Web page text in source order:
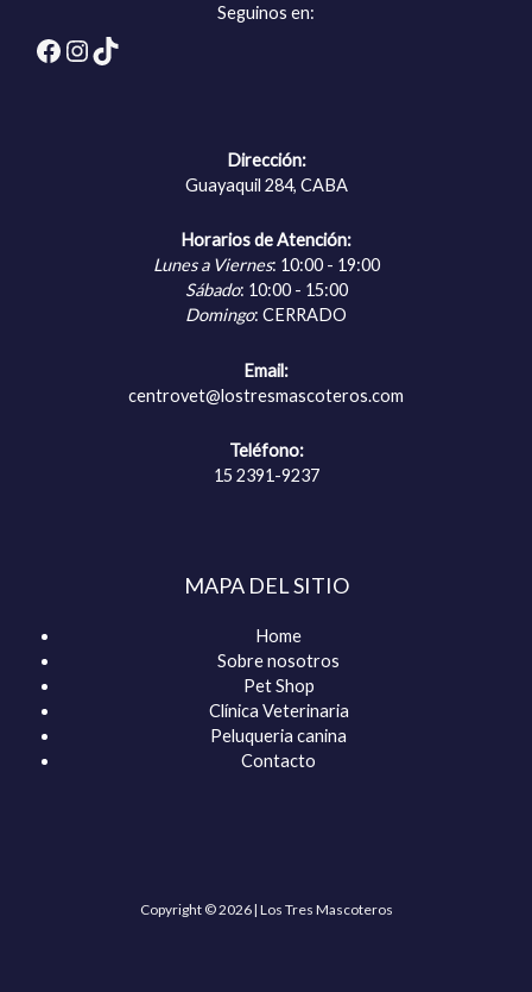
Seguinos en:
Facebook
Instagram
TikTok
Dirección:
Guayaquil 284, CABA
Horarios de Atención:
Lunes a Viernes: 10:00 - 19:00
Sábado: 10:00 - 15:00
Domingo: CERRADO
Email:
centrovet@lostresmascoteros.com
Teléfono:
15 2391-9237
MAPA DEL SITIO
Home
Sobre nosotros
Pet Shop
Clínica Veterinaria
Peluqueria canina
Contacto
Copyright © 2026 | Los Tres Mascoteros